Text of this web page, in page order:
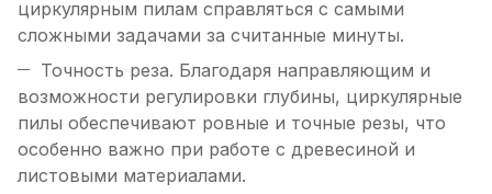
циркулярным пилам справляться с самыми
сложными задачами за считанные минуты.
Точность реза. Благодаря направляющим и
возможности регулировки глубины, циркулярные
пилы обеспечивают ровные и точные резы, что
особенно важно при работе с древесиной и
листовыми материалами.